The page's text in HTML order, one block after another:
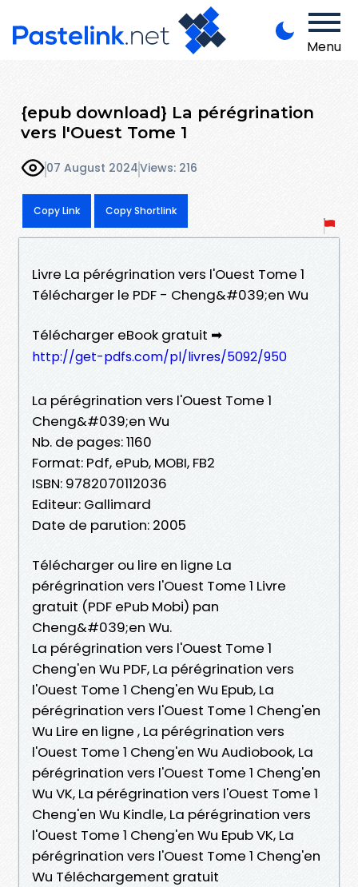
Menu
{epub download} La pérégrination
vers l'Ouest Tome 1
07 August 2024Views: 216
Copy Link Copy Shortlink
Livre La pérégrination vers l'Ouest Tome 1
Télécharger le PDF - Cheng&#039;en Wu
Télécharger eBook gratuit ➡
http://get-pdfs.com/pl/livres/5092/950
La pérégrination vers l'Ouest Tome 1
Cheng&#039;en Wu
Nb. de pages: 1160
Format: Pdf, ePub, MOBI, FB2
ISBN: 9782070112036
Editeur: Gallimard
Date de parution: 2005
Télécharger ou lire en ligne La
pérégrination vers l'Ouest Tome 1 Livre
gratuit (PDF ePub Mobi) pan
Cheng&#039;en Wu.
La pérégrination vers l'Ouest Tome 1
Cheng'en Wu PDF, La pérégrination vers
l'Ouest Tome 1 Cheng'en Wu Epub, La
pérégrination vers l'Ouest Tome 1 Cheng'en
Wu Lire en ligne , La pérégrination vers
l'Ouest Tome 1 Cheng'en Wu Audiobook, La
pérégrination vers l'Ouest Tome 1 Cheng'en
Wu VK, La pérégrination vers l'Ouest Tome 1
Cheng'en Wu Kindle, La pérégrination vers
l'Ouest Tome 1 Cheng'en Wu Epub VK, La
pérégrination vers l'Ouest Tome 1 Cheng'en
Wu Téléchargement gratuit